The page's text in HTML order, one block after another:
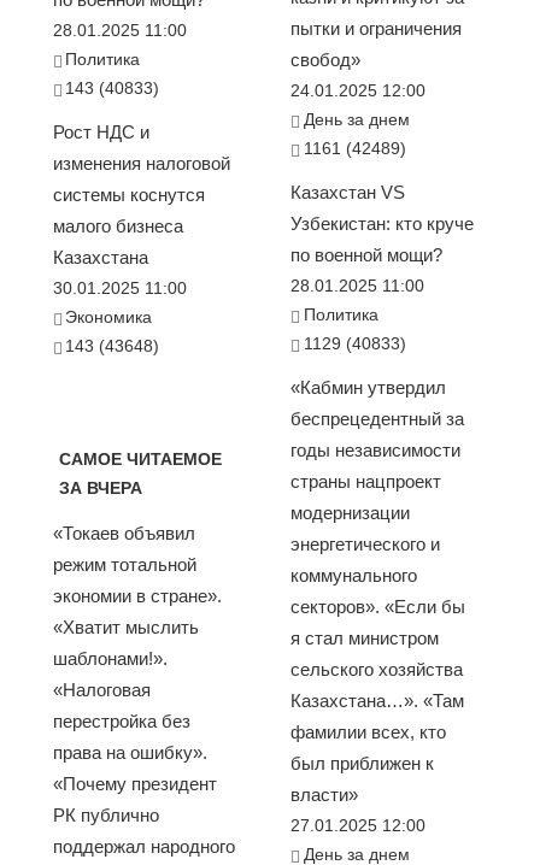
28.01.2025 11:00
Политика
143 (40833)
Рост НДС и
изменения налоговой
системы коснутся
малого бизнеса
Казахстана
30.01.2025 11:00
Экономика
143 (43648)
САМОЕ ЧИТАЕМОЕ
ЗА ВЧЕРА
«Токаев объявил
режим тотальной
экономии в стране».
«Хватит мыслить
шаблонами!».
«Налоговая
перестройка без
права на ошибку».
«Почему президент
РК публично
поддержал народного
пытки и ограничения
свобод»
24.01.2025 12:00
День за днем
1161 (42489)
Казахстан VS
Узбекистан: кто круче
по военной мощи?
28.01.2025 11:00
Политика
1129 (40833)
«Кабмин утвердил
беспрецедентный за
годы независимости
страны нацпроект
модернизации
энергетического и
коммунального
секторов». «Если бы
я стал министром
сельского хозяйства
Казахстана…». «Там
фамилии всех, кто
был приближен к
власти»
27.01.2025 12:00
День за днем